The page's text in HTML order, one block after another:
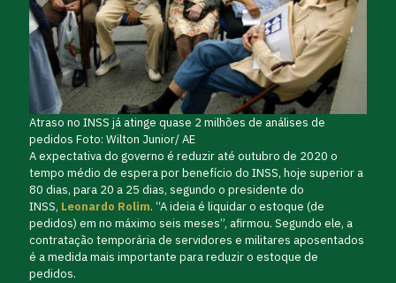
Atraso no INSS já atinge quase 2 milhões de análises de
pedidos Foto: Wilton Junior/ AE
A expectativa do governo é reduzir até outubro de 2020 o
tempo médio de espera por benefício do INSS, hoje superior a
80 dias, para 20 a 25 dias, segundo o presidente do
INSS, Leonardo Rolim. “A ideia é liquidar o estoque (de
pedidos) em no máximo seis meses”, afirmou. Segundo ele, a
contratação temporária de servidores e militares aposentados
é a medida mais importante para reduzir o estoque de
pedidos.